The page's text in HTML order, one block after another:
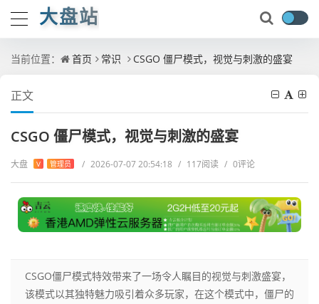
大盘站
当前位置： 首页 常识 CSGO 僵尸模式，视觉与刺激的盛宴
正文
CSGO 僵尸模式，视觉与刺激的盛宴
大盘 V 管理员 / 2026-07-07 20:54:18 / 117阅读 / 0评论
CSGO僵尸模式特效带来了一场令人瞩目的视觉与刺激盛宴，
该模式以其独特魅力吸引着众多玩家，在这个模式中，僵尸的